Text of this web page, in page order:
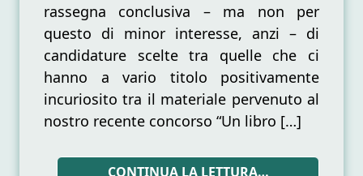
rassegna conclusiva – ma non per
questo di minor interesse, anzi – di
candidature scelte tra quelle che ci
hanno a vario titolo positivamente
incuriosito tra il materiale pervenuto al
nostro recente concorso “Un libro […]
CONTINUA LA LETTURA…